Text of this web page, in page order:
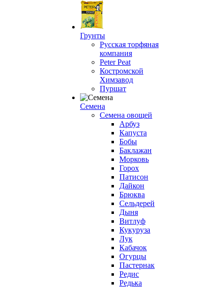
Грунты
Русская торфяная
компания
Peter Peat
Костромской
Химзавод
Пуршат
Семена
Семена овощей
Арбуз
Капуста
Бобы
Баклажан
Морковь
Горох
Патисон
Дайкон
Брюква
Сельдерей
Дыня
Витлуф
Кукуруза
Лук
Кабачок
Огурцы
Пастернак
Редис
Редька